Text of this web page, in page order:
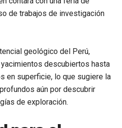
de trabajos de investigación
geológico del Perú,
descubiertos hasta
en superficie, lo que sugiere la
aún por descubrir
de exploración.